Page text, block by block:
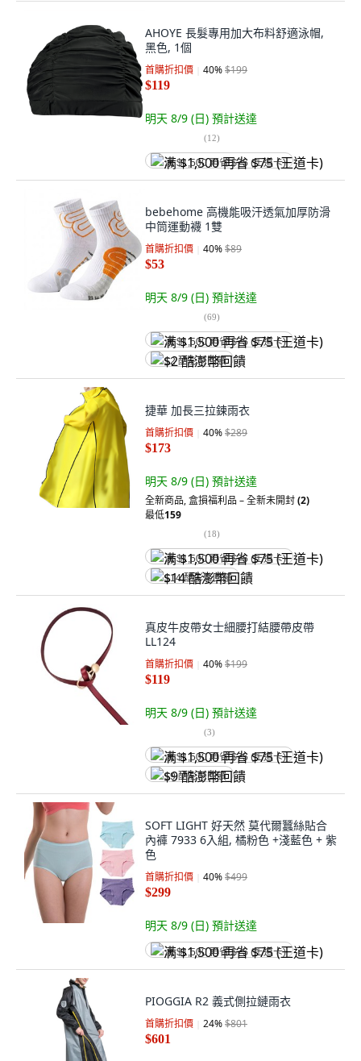
AHOYE 長髮專用加大布料舒適泳帽,
黑色, 1個
首購折扣價 40%$199
$119
明天 8/9 (日) 預計送達
(12)
满 $1,500 再省 $75 (王道卡)
bebehome 高機能吸汗透氣加厚防滑
中筒運動襪 1雙
首購折扣價 40%$89
$53
明天 8/9 (日) 預計送達
(69)
满 $1,500 再省 $75 (王道卡)
$2 酷澎幣回饋
捷華 加長三拉鍊雨衣
首購折扣價 40%$289
$173
明天 8/9 (日) 預計送達
全新商品,盒損福利品 – 全新未開封(2)
最低159
(18)
满 $1,500 再省 $75 (王道卡)
$14 酷澎幣回饋
真皮牛皮帶女士細腰打結腰帶皮帶
LL124
首購折扣價 40%$199
$119
明天 8/9 (日) 預計送達
(3)
满 $1,500 再省 $75 (王道卡)
$9 酷澎幣回饋
SOFT LIGHT 好天然 莫代爾蠶絲貼合
內褲 7933 6入組, 橘粉色 +淺藍色 + 紫
色
首購折扣價 40%$499
$299
明天 8/9 (日) 預計送達
满 $1,500 再省 $75 (王道卡)
PIOGGIA R2 義式側拉鏈雨衣
首購折扣價 24%$801
$601